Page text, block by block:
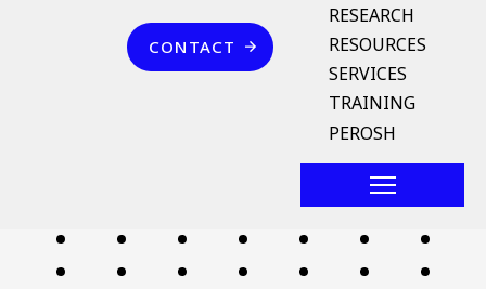
RESEARCH
RESOURCES
SERVICES
TRAINING
PEROSH
Επικοινωνία
CONTACT
Breadcrumb
ρυπογόνες ουσίες σε
εδώδιμα αλιεύματα